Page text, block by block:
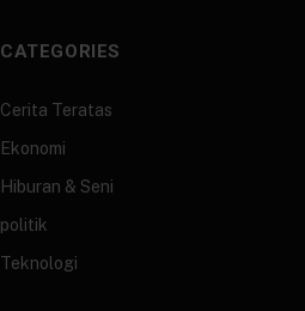
CATEGORIES
Cerita Teratas
Ekonomi
Hiburan & Seni
politik
Teknologi